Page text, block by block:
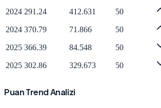
2024 291.24 412.631 50
2024 370.79 71.866 50
2025 366.39 84.548 50
2025 302.86 329.673 50
Puan Trend Analizi